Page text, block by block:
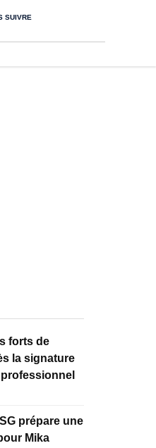
SUIVRE
forts de
la signature
prépare une
Mika